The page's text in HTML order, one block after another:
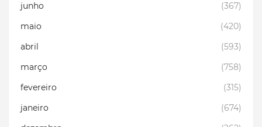
junho
(367)
maio
(420)
abril
(593)
março
(758)
fevereiro
(315)
janeiro
(674)